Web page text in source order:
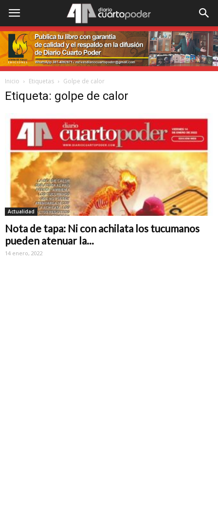
Inicio Etiquetas Golpe de calor
Etiqueta: golpe de calor
Actualidad
Nota de tapa: Ni con achilata los tucumanos
pueden atenuar la...
14 enero, 2022